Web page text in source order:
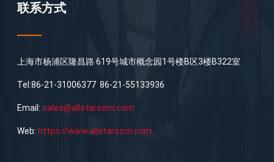
联系方式
上海市杨浦区隆昌路 619号城市概念园1号楼B区3楼B322室
Tel:86-21-31006377 86-21-55133936
Email:sales@allstarscm.com
Web: https://www.allstarscm.com